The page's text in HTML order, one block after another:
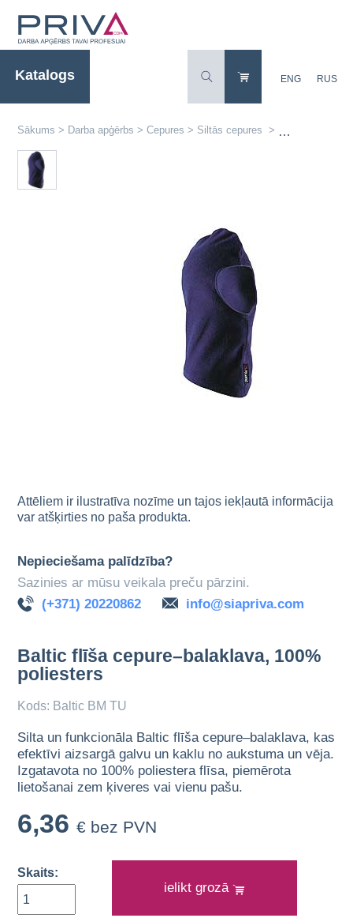
Katalogs ENG RUS
Sākums > Darba apģērbs > Cepures > Siltās cepures >
Attēliem ir ilustratīva nozīme un tajos iekļautā informācija
var atšķirties no paša produkta.
Nepieciešama palīdzība?
Sazinies ar mūsu veikala preču pārzini.
(+371) 20220862
info@siapriva.com
Baltic flīša cepure–balaklava, 100%
poliesters
Kods: Baltic BM TU
Silta un funkcionāla Baltic flīša cepure–balaklava, kas
efektīvi aizsargā galvu un kaklu no aukstuma un vēja.
Izgatavota no 100% poliestera flīsa, piemērota
lietošanai zem ķiveres vai vienu pašu.
6,36 € bez PVN
Skaits:
ielikt grozā